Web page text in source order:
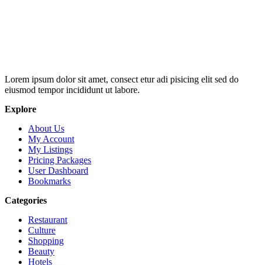
Lorem ipsum dolor sit amet, consect etur adi pisicing elit sed do
eiusmod tempor incididunt ut labore.
Explore
About Us
My Account
My Listings
Pricing Packages
User Dashboard
Bookmarks
Categories
Restaurant
Culture
Shopping
Beauty
Hotels